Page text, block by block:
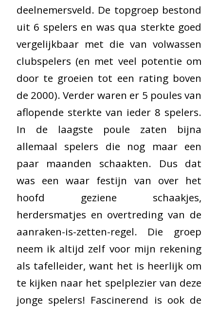
deelnemersveld. De topgroep bestond
uit 6 spelers en was qua sterkte goed
vergelijkbaar met die van volwassen
clubspelers (en met veel potentie om
door te groeien tot een rating boven
de 2000). Verder waren er 5 poules van
aflopende sterkte van ieder 8 spelers.
In de laagste poule zaten bijna
allemaal spelers die nog maar een
paar maanden schaakten. Dus dat
was een waar festijn van over het
hoofd geziene schaakjes,
herdersmatjes en overtreding van de
aanraken-is-zetten-regel. Die groep
neem ik altijd zelf voor mijn rekening
als tafelleider, want het is heerlijk om
te kijken naar het spelplezier van deze
jonge spelers! Fascinerend is ook de